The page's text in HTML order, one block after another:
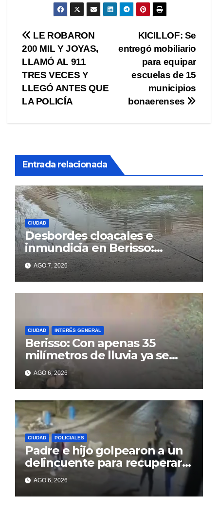
Navegación
de
entradas
KICILLOF: Se
entregó mobiliario
para equipar
escuelas de 15
municipios
bonaerenses
LE ROBARON
200 MIL Y JOYAS,
LLAMÓ AL 911
TRES VECES Y
LLEGÓ ANTES QUE
LA POLICÍA
Entrada relacionada
CIUDAD
Desbordes cloacales e
inmundicia en Berisso:
colapso de la red en la calle
14AGO 7, 2026
CIUDAD INTERÉS GENERAL
Berisso: Con apenas 35
milímetros de lluvia ya se
sienten los problemas
AGO 6, 2026
CIUDAD POLICIALES
Padre e hijo golpearon a un
delincuente para recuperar
un celular robado en Berisso
AGO 6, 2026